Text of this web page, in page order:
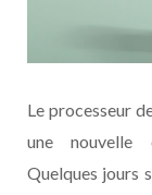
Le processeur
une nouvelle
Quelques jours